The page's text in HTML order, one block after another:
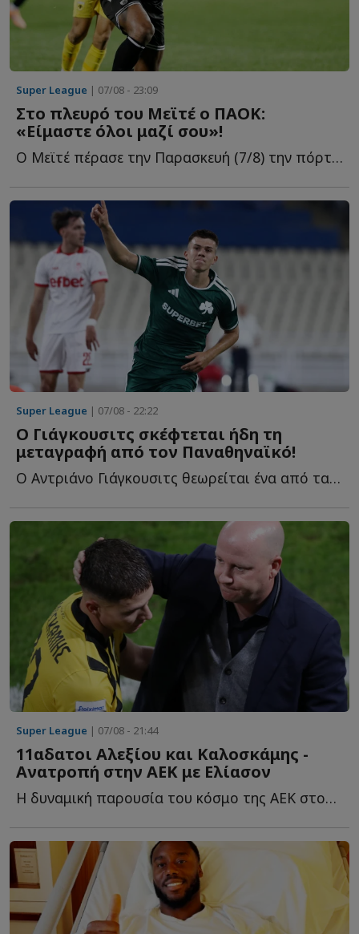
Super League | 07/08 - 23:09
Στο πλευρό του Μεϊτέ ο ΠΑΟΚ:
«Είμαστε όλοι μαζί σου»!
Ο Μεϊτέ πέρασε την Παρασκευή (7/8) την πόρτα του χειρουργείου γ...
Super League | 07/08 - 22:22
Ο Γιάγκουσιτς σκέφτεται ήδη τη
μεταγραφή από τον Παναθηναϊκό!
Ο Αντριάνο Γιάγκουσιτς θεωρείται ένα από τα μεγαλύτερα π...
Super League | 07/08 - 21:44
11αδατοι Αλεξίου και Καλοσκάμης -
Ανατροπή στην ΑΕΚ με Ελίασον
Η δυναμική παρουσία του κόσμο της ΑΕΚ στον τελικό του Su...